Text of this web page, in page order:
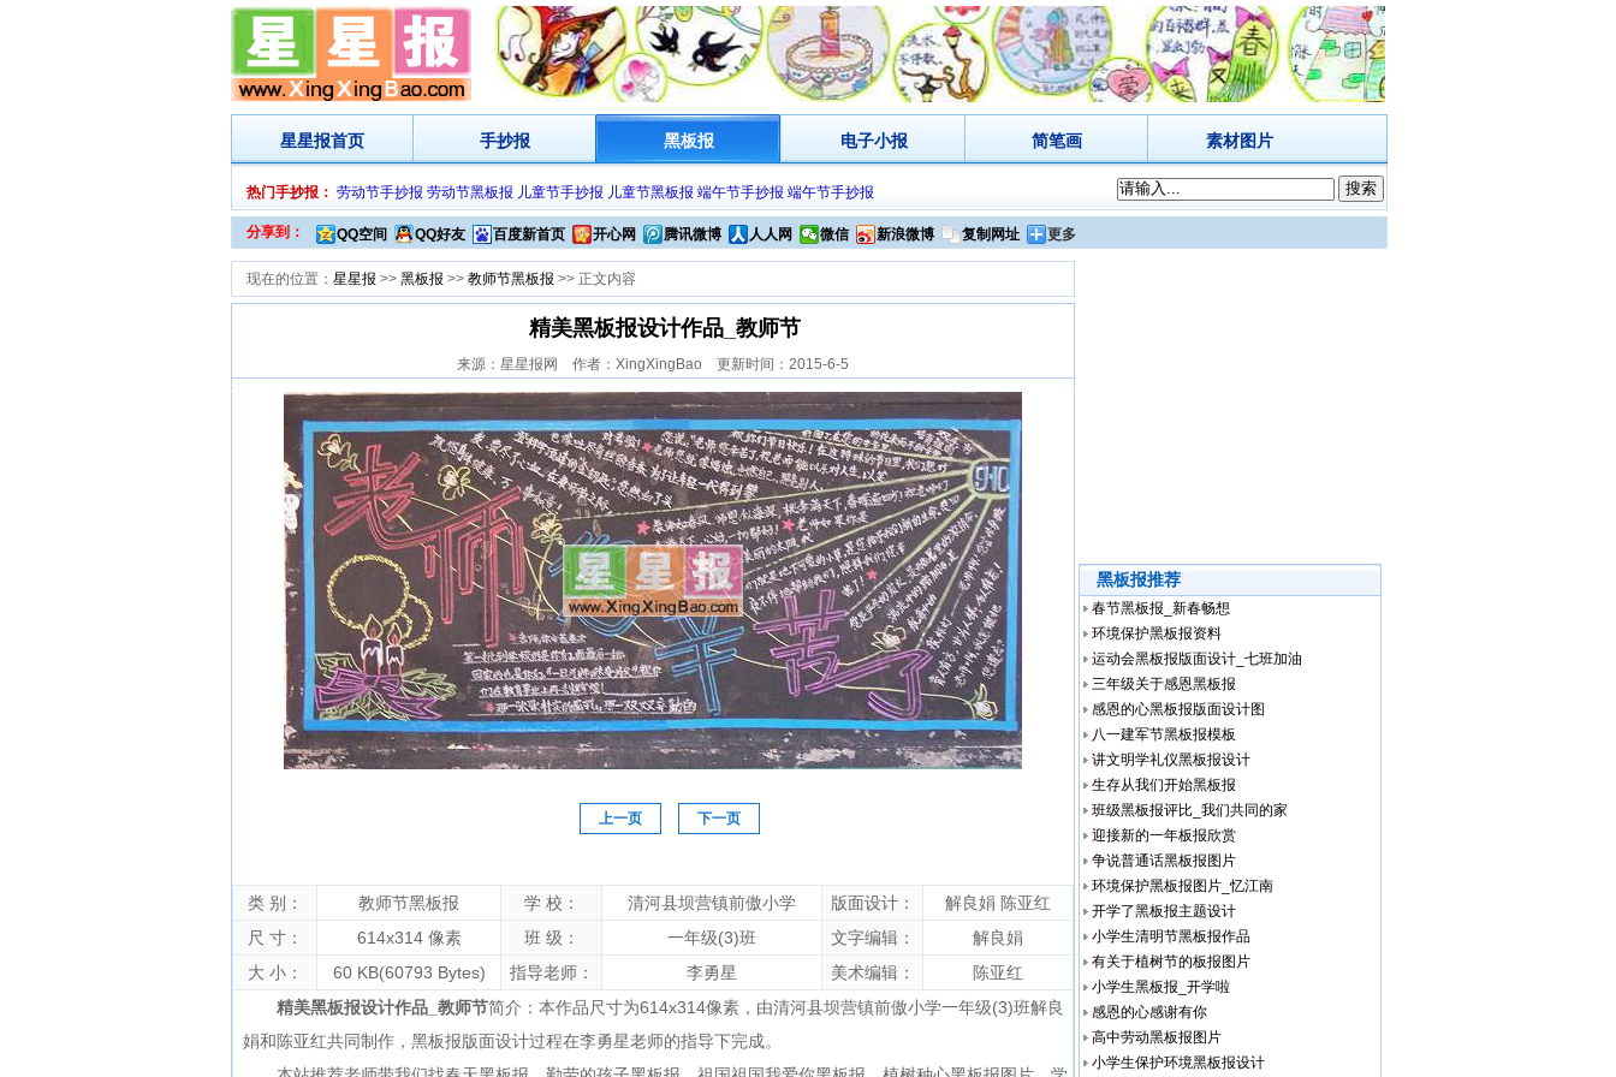
星星报首页 手抄报 黑板报 电子小报 简笔画 素材图片
热门手抄报： 劳动节手抄报 劳动节黑板报 儿童节手抄报 儿童节黑板报 端午节手抄报 端午节手抄报
分享到： QQ空间 QQ好友 百度新首页 开心网 腾讯微博 人人网 微信 新浪微博 复制网址 更多
现在的位置： 星星报 >> 黑板报 >> 教师节黑板报 >> 正文内容
精美黑板报设计作品_教师节
来源：星星报网 作者：XingXingBao 更新时间：2015-6-5
上一页 下一页
类 别： 教师节黑板报 学 校： 清河县坝营镇前傲小学 版面设计：
解良娟 陈亚红
尺 寸：
614x314 像素 班 级： 一年级(3)班 文字编辑：
解良娟
大 小：
60 KB(60793 Bytes) 指导老师： 李勇星 美术编辑：
陈亚红
精美黑板报设计作品_教师节简介：本作品尺寸为614x314像素，由清河县坝营镇前傲小学一年级(3)班解良
娟和陈亚红共同制作，黑板报版面设计过程在李勇星老师的指导下完成。
黑板报推荐
春节黑板报_新春畅想
环境保护黑板报资料
运动会黑板报版面设计_七班加油
三年级关于感恩黑板报
感恩的心黑板报版面设计图
八一建军节黑板报模板
讲文明学礼仪黑板报设计
生存从我们开始黑板报
班级黑板报评比_我们共同的家
迎接新的一年板报欣赏
争说普通话黑板报图片
环境保护黑板报图片_忆江南
开学了黑板报主题设计
小学生清明节黑板报作品
有关于植树节的板报图片
小学生黑板报_开学啦
感恩的心感谢有你
高中劳动黑板报图片
小学生保护环境黑板报设计